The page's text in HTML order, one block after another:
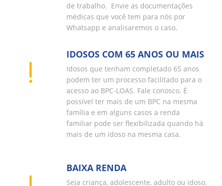
de trabalho. Envie as documentações
médicas que você tem para nós por
Whatsapp e analisaremos o caso.
IDOSOS COM 65 ANOS OU MAIS
Idosos que tenham completado 65 anos
podem ter um processo facilitado para o
acesso ao BPC-LOAS. Fale conosco. É
possível ter mais de um BPC na mesma
família e em alguns casos a renda
familiar pode ser flexibilizada quando há
mais de um idoso na mesma casa.
BAIXA RENDA
Seja criança, adolescente, adulto ou idoso,